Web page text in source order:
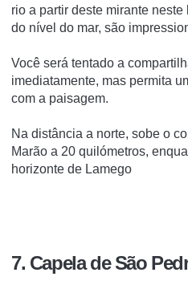
rio a partir deste mirante
do nível do mar, são
Você será tentado a
imediatamente, mas permita
com a paisagem.
Na distância a norte, sobe o
Marão a 20 quilómetros,
horizonte de Lamego
7. Capela de São